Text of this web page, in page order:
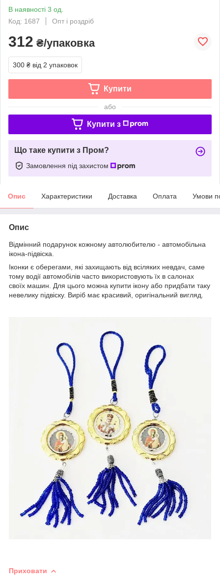
В наявності 3 од.
Код: 1687
Опт і роздріб
312 ₴/упаковка
300 ₴ від 2 упаковок
Купити
або
Купити з
Що таке купити з Пром?
Замовлення під захистом
Опис Характеристики Доставка Оплата Умови
Опис
Відмінний подарунок кожному автолюбителю - автомобільна
ікона-підвіска.
Іконки є оберегами, які захищають від всіляких невдач, саме
тому водії автомобілів часто використовують їх в салонах
своїх машин. Для цього можна купити ікону або придбати таку
невелику підвіску. Виріб має красивий, оригінальний вигляд.
Приховати